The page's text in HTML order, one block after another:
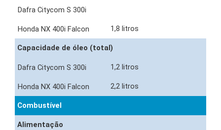
1,8 litros
Capacidade de óleo (total)
1,2 litros
2,2 litros
Combustível
Alimentação